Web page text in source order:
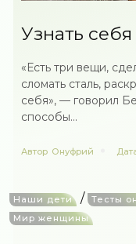
Узнать
«Есть три вещи,
сломать сталь,
себя», — говорил
способы...
Автор Онуфрий
Наши дети / Тесты
Мир женщины